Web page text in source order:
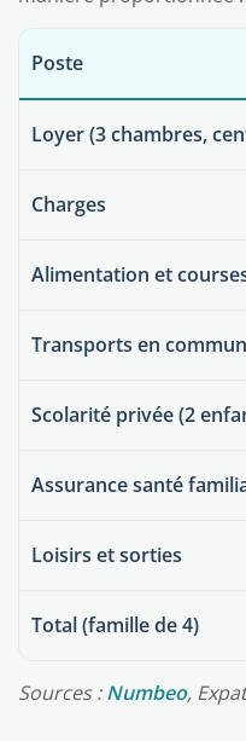
Poste
Loyer (3 chambres,
Charges
Alimentation et
Transports en commun
Scolarité privée (2
Assurance santé
Loisirs et sorties
Total (famille de 4)
Sources :Numbeo,